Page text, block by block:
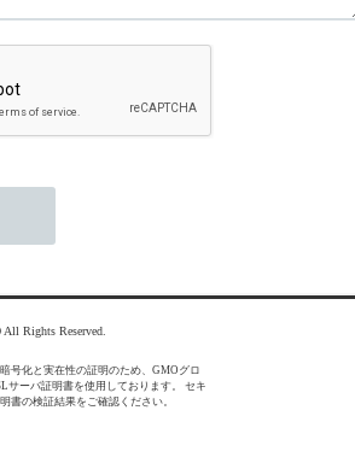
Rights Reserved.
号化と実在性の証明のため、GMOグロ
サーバ証明書を使用しております。 セキ
書の検証結果をご確認ください。